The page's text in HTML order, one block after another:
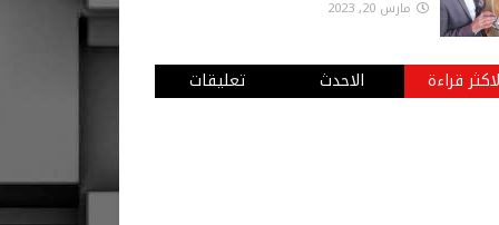
مارس 20, 2023
قراءة الاحدث تعليقات